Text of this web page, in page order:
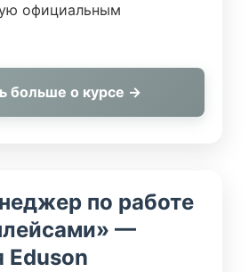
официальным
больше о курсе →
по работе
—
Eduson